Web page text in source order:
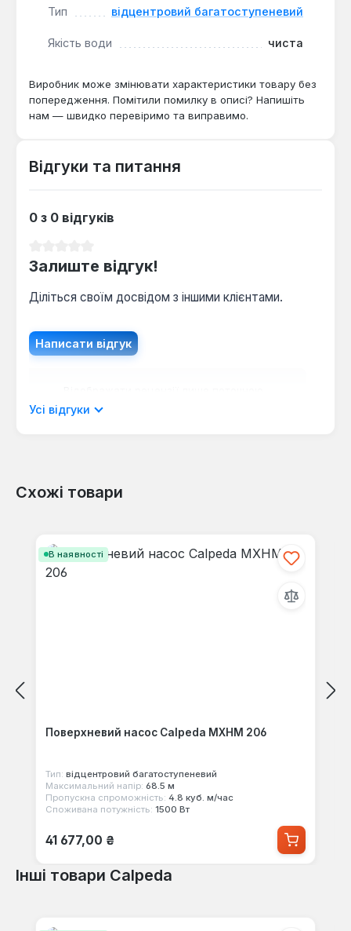
Тип відцентровий багатоступеневий
Якість води чиста
Виробник може змінювати характеристики товару без
попередження. Помітили помилку в описі? Напишіть
нам — швидко перевіримо та виправимо.
Відгуки та питання
0 з 0 відгуків
Залиште відгук!
Діліться своїм досвідом з іншими клієнтами.
Написати відгук
мовою.
Відгуків не знайдено. Поділіться
Усі відгуки
Схожі товари
В наявності
Поверхневий насос Calpeda MXHM 206
Тип: відцентровий багатоступеневий
Максимальний напір: 68.5 м
Пропускна спроможність: 4.8 куб. м/час
Споживана потужність: 1500 Вт
Звичайна ціна:
41 677,00 ₴
Інші товари Calpeda